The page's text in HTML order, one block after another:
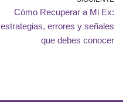
Cómo Recuperar a Mi Ex:
estrategias, errores y señales
que debes conocer